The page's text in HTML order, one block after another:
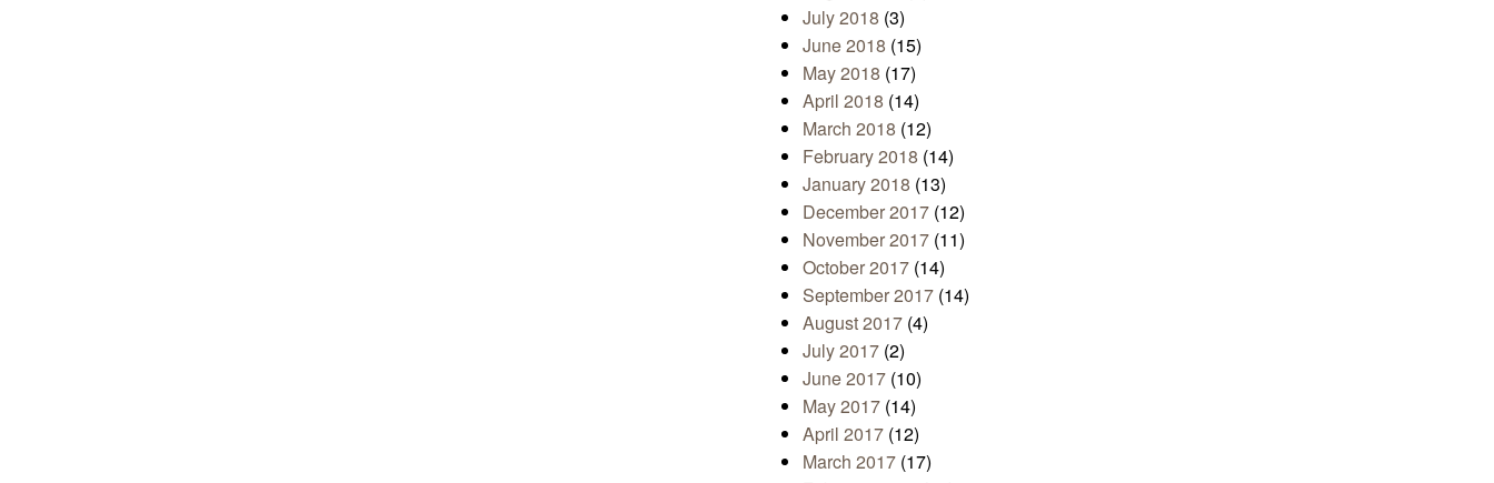
July 2018 (3)
June 2018 (15)
May 2018 (17)
April 2018 (14)
March 2018 (12)
February 2018 (14)
January 2018 (13)
December 2017 (12)
November 2017 (11)
October 2017 (14)
September 2017 (14)
August 2017 (4)
July 2017 (2)
June 2017 (10)
May 2017 (14)
April 2017 (12)
March 2017 (17)